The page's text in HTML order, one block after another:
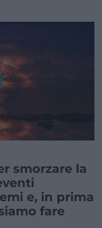
smorzare la
e, in prima
fare